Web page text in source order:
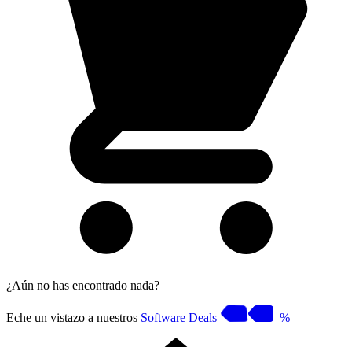
¿Aún no has encontrado nada?
Eche un vistazo a nuestros Software Deals %